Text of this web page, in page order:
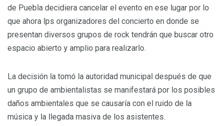
de Puebla decidiera cancelar el evento en ese lugar por lo
que ahora lps organizadores del concierto en donde se
presentan diversos grupos de rock tendrán que buscar otro
espacio abierto y amplio para realizarlo.
La decisión la tomó la autoridad municipal después de que
un grupo de ambientalistas se manifestará por los posibles
daños ambientales que se causaría con el ruido de la
música y la llegada masiva de los asistentes.